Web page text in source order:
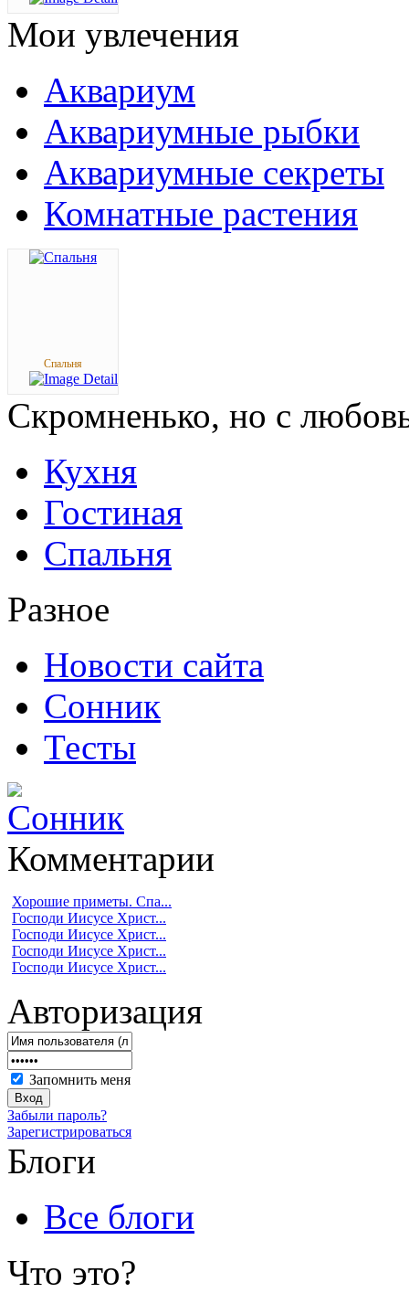
Мои увлечения
Аквариум
Аквариумные рыбки
Аквариумные секреты
Комнатные растения
Спальня
Скромненько, но с
Кухня
Гостиная
Спальня
Разное
Новости сайта
Сонник
Тесты
Комментарии
Хорошие приметы. Спа...
Господи Иисусе Христ...
Господи Иисусе Христ...
Господи Иисусе Христ...
Господи Иисусе Христ...
Авторизация
Запомнить меня
Забыли пароль?
Зарегистрироваться
Блоги
Все блоги
Что это?